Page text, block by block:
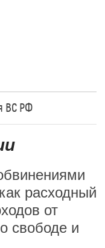
ВС РФ
расходный
от
свободе и